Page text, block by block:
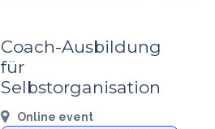
Coach-Ausbildung
für
Selbstorganisation
Online event